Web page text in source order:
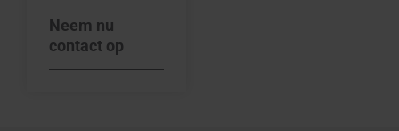
Neem nu
contact op